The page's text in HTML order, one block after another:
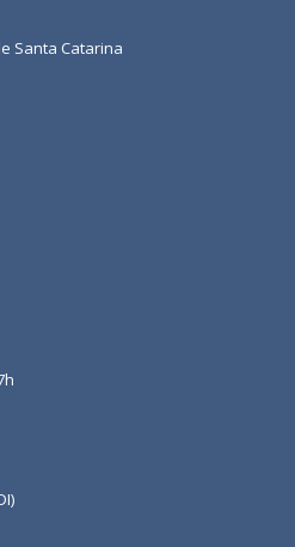
Santa Catarina